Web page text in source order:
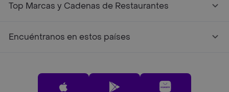
Top Marcas y Cadenas de Restaurantes
Encuéntranos en estos países